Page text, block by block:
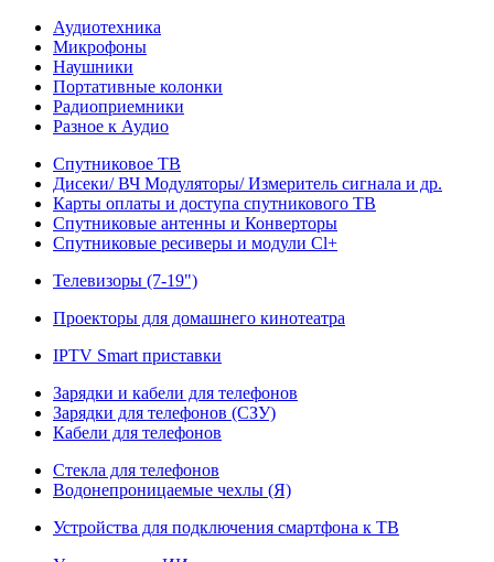
Аудиотехника
Микрофоны
Наушники
Портативные колонки
Радиоприемники
Разное к Аудио
Спутниковое ТВ
Дисеки/ ВЧ Модуляторы/ Измеритель сигнала и др.
Карты оплаты и доступа спутникового ТВ
Спутниковые антенны и Конверторы
Спутниковые ресиверы и модули Cl+
Телевизоры (7-19")
Проекторы для домашнего кинотеатра
IPTV Smart приставки
Зарядки и кабели для телефонов
Зарядки для телефонов (СЗУ)
Кабели для телефонов
Стекла для телефонов
Водонепроницаемые чехлы (Я)
Устройства для подключения смартфона к ТВ